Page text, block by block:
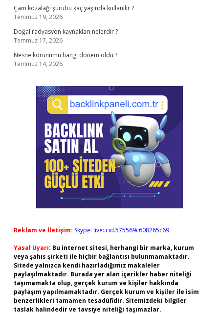
Çam kozalağı şurubu kaç yaşında kullanılır ?
Temmuz 19, 2026
Doğal radyasyon kaynakları nelerdir ?
Temmuz 17, 2026
Nesne korunumu hangi dönem oldu ?
Temmuz 14, 2026
Reklam ve İletişim: Skype: live:.cid.575569c608265c69
Yasal Uyarı: Bu internet sitesi, herhangi bir marka, kurum
veya şahıs şirketi ile hiçbir bağlantısı bulunmamaktadır.
Sitede yalnızca kendi hazırladığımız makaleler
paylaşılmaktadır. Burada yer alan içerikler haber niteliği
taşımamakta olup, gerçek kurum ve kişiler hakkında
paylaşım yapılmamaktadır. Gerçek kurum ve kişiler ile isim
benzerlikleri tamamen tesadüfidir. Sitemizdeki bilgiler
taslak halindedir ve tavsiye niteliği taşımazlar.